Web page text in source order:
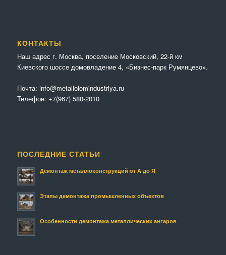
КОНТАКТЫ
Наш адрес г. Москва, поселение Московский, 22-й км
Киевского шоссе домовладение 4, «Бизнес-парк Румянцево».
Почта: info@metallolomindustriya.ru
Телефон: +7(967) 580-2010
ПОСЛЕДНИЕ СТАТЬИ
Демонтаж металлоконструкций от А до Я
Этапы демонтажа промышленных объектов
Особенности демонтажа металлических ангаров